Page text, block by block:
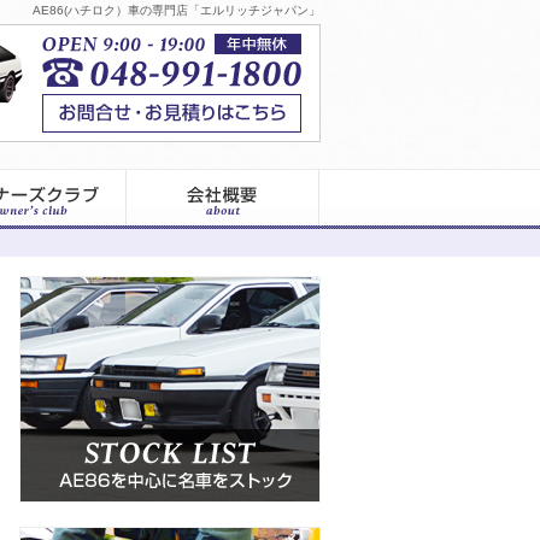
AE86(ハチロク）車の専門店「エルリッチジャパン」